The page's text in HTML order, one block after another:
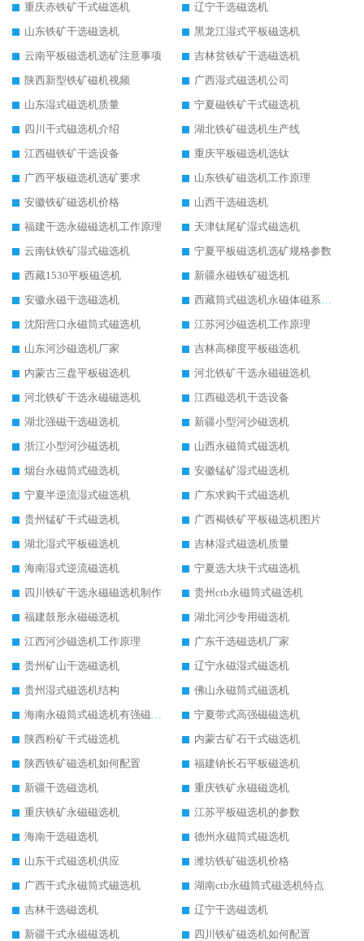
重庆赤铁矿干式磁选机
辽宁干选磁选机
山东铁矿干选磁选机
黑龙江湿式平板磁选机
云南平板磁选机选矿注意事项
吉林贫铁矿干选磁选机
陕西新型铁矿磁机视频
广西湿式磁选机公司
山东湿式磁选机质量
宁夏磁铁矿干式磁选机
四川干式磁选机介绍
湖北铁矿磁选机生产线
江西磁铁矿干选设备
重庆平板磁选机选钛
广西平板磁选机选矿要求
山东铁矿磁选机工作原理
安徽铁矿磁选机价格
山西干选磁选机
福建干选永磁磁选机工作原理
天津钛尾矿湿式磁选机
云南钛铁矿湿式磁选机
宁夏平板磁选机选矿规格参数
西藏1530平板磁选机
新疆永磁铁矿磁选机
安徽永磁干选磁选机
西藏筒式磁选机永磁体磁系设计
沈阳营口永磁筒式磁选机
江苏河沙磁选机工作原理
山东河沙磁选机厂家
吉林高梯度平板磁选机
内蒙古三盘平板磁选机
河北铁矿干选永磁磁选机
河北铁矿干选永磁磁选机
江西磁选机干选设备
湖北强磁干选磁选机
新疆小型河沙磁选机
浙江小型河沙磁选机
山西永磁筒式磁选机
烟台永磁筒式磁选机
安徽锰矿湿式磁选机
宁夏半逆流湿式磁选机
广东求购干式磁选机
贵州锰矿干式磁选机
广西褐铁矿平板磁选机图片
湖北湿式平板磁选机
吉林湿式磁选机质量
海南湿式逆流磁选机
宁夏选大块干式磁选机
四川铁矿干选永磁磁选机制作
贵州ctb永磁筒式磁选机
福建鼓形永磁磁选机
湖北河沙专用磁选机
江西河沙磁选机工作原理
广东干选磁选机厂家
贵州矿山干选磁选机
辽宁永磁湿式磁选机
贵州湿式磁选机结构
佛山永磁筒式磁选机
海南永磁筒式磁选机有强磁的吗
宁夏带式高强磁磁选机
陕西粉矿干式磁选机
内蒙古矿石干式磁选机
陕西铁矿磁选机如何配置
福建钠长石平板磁选机
新疆干选磁选机
重庆铁矿永磁磁选机
重庆铁矿永磁磁选机
江苏平板磁选机的参数
海南干选磁选机
德州永磁筒式磁选机
山东干式磁选机供应
潍坊铁矿磁选机价格
广西干式永磁筒式磁选机
湖南ctb永磁筒式磁选机特点
吉林干选磁选机
辽宁干选磁选机
新疆干式永磁磁选机
四川铁矿磁选机如何配置